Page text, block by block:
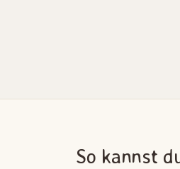
So kannst